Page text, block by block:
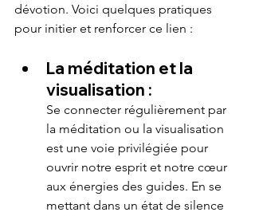
dévotion. Voici quelques pratiques
pour initier et renforcer ce lien :
La méditation et la
visualisation :
Se connecter régulièrement par
la méditation ou la visualisation
est une voie privilégiée pour
ouvrir notre esprit et notre cœur
aux énergies des guides. En se
mettant dans un état de silence